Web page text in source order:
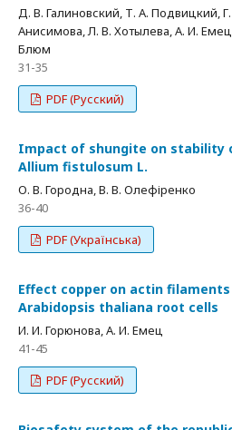
Д. В. Галиновский, Т. А. Подвицкий,
Анисимова, Л. В. Хотылева, А. И.
Блюм
31-35
PDF (Русский)
Impact of shungite on stability
Allium fistulosum L.
О. В. Городна, В. В. Олефіренко
36-40
PDF (Українська)
Effect copper on actin
Arabidopsis thaliana root cells
И. И. Горюнова, А. И. Емец
41-45
PDF (Русский)